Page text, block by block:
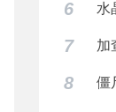
6 水
7 加
8 僵